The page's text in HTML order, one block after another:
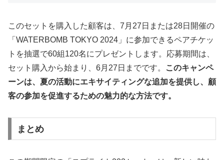
このセットを購入した顧客は、7月27日または28日開催の
「WATERBOMB TOKYO 2024」に参加できるペアチケッ
トを抽選で60組120名にプレゼントします。応募期間は、
セット購入から始まり、6月27日までです。
このキャンペ
ーンは、夏の活動にエキサイティングな追加を提供し、顧
客の参加を促進するための魅力的な方法です。
まとめ